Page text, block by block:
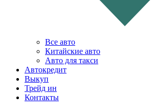
Все авто
Китайские авто
Авто для такси
Автокредит
Выкуп
Трейд ин
Контакты